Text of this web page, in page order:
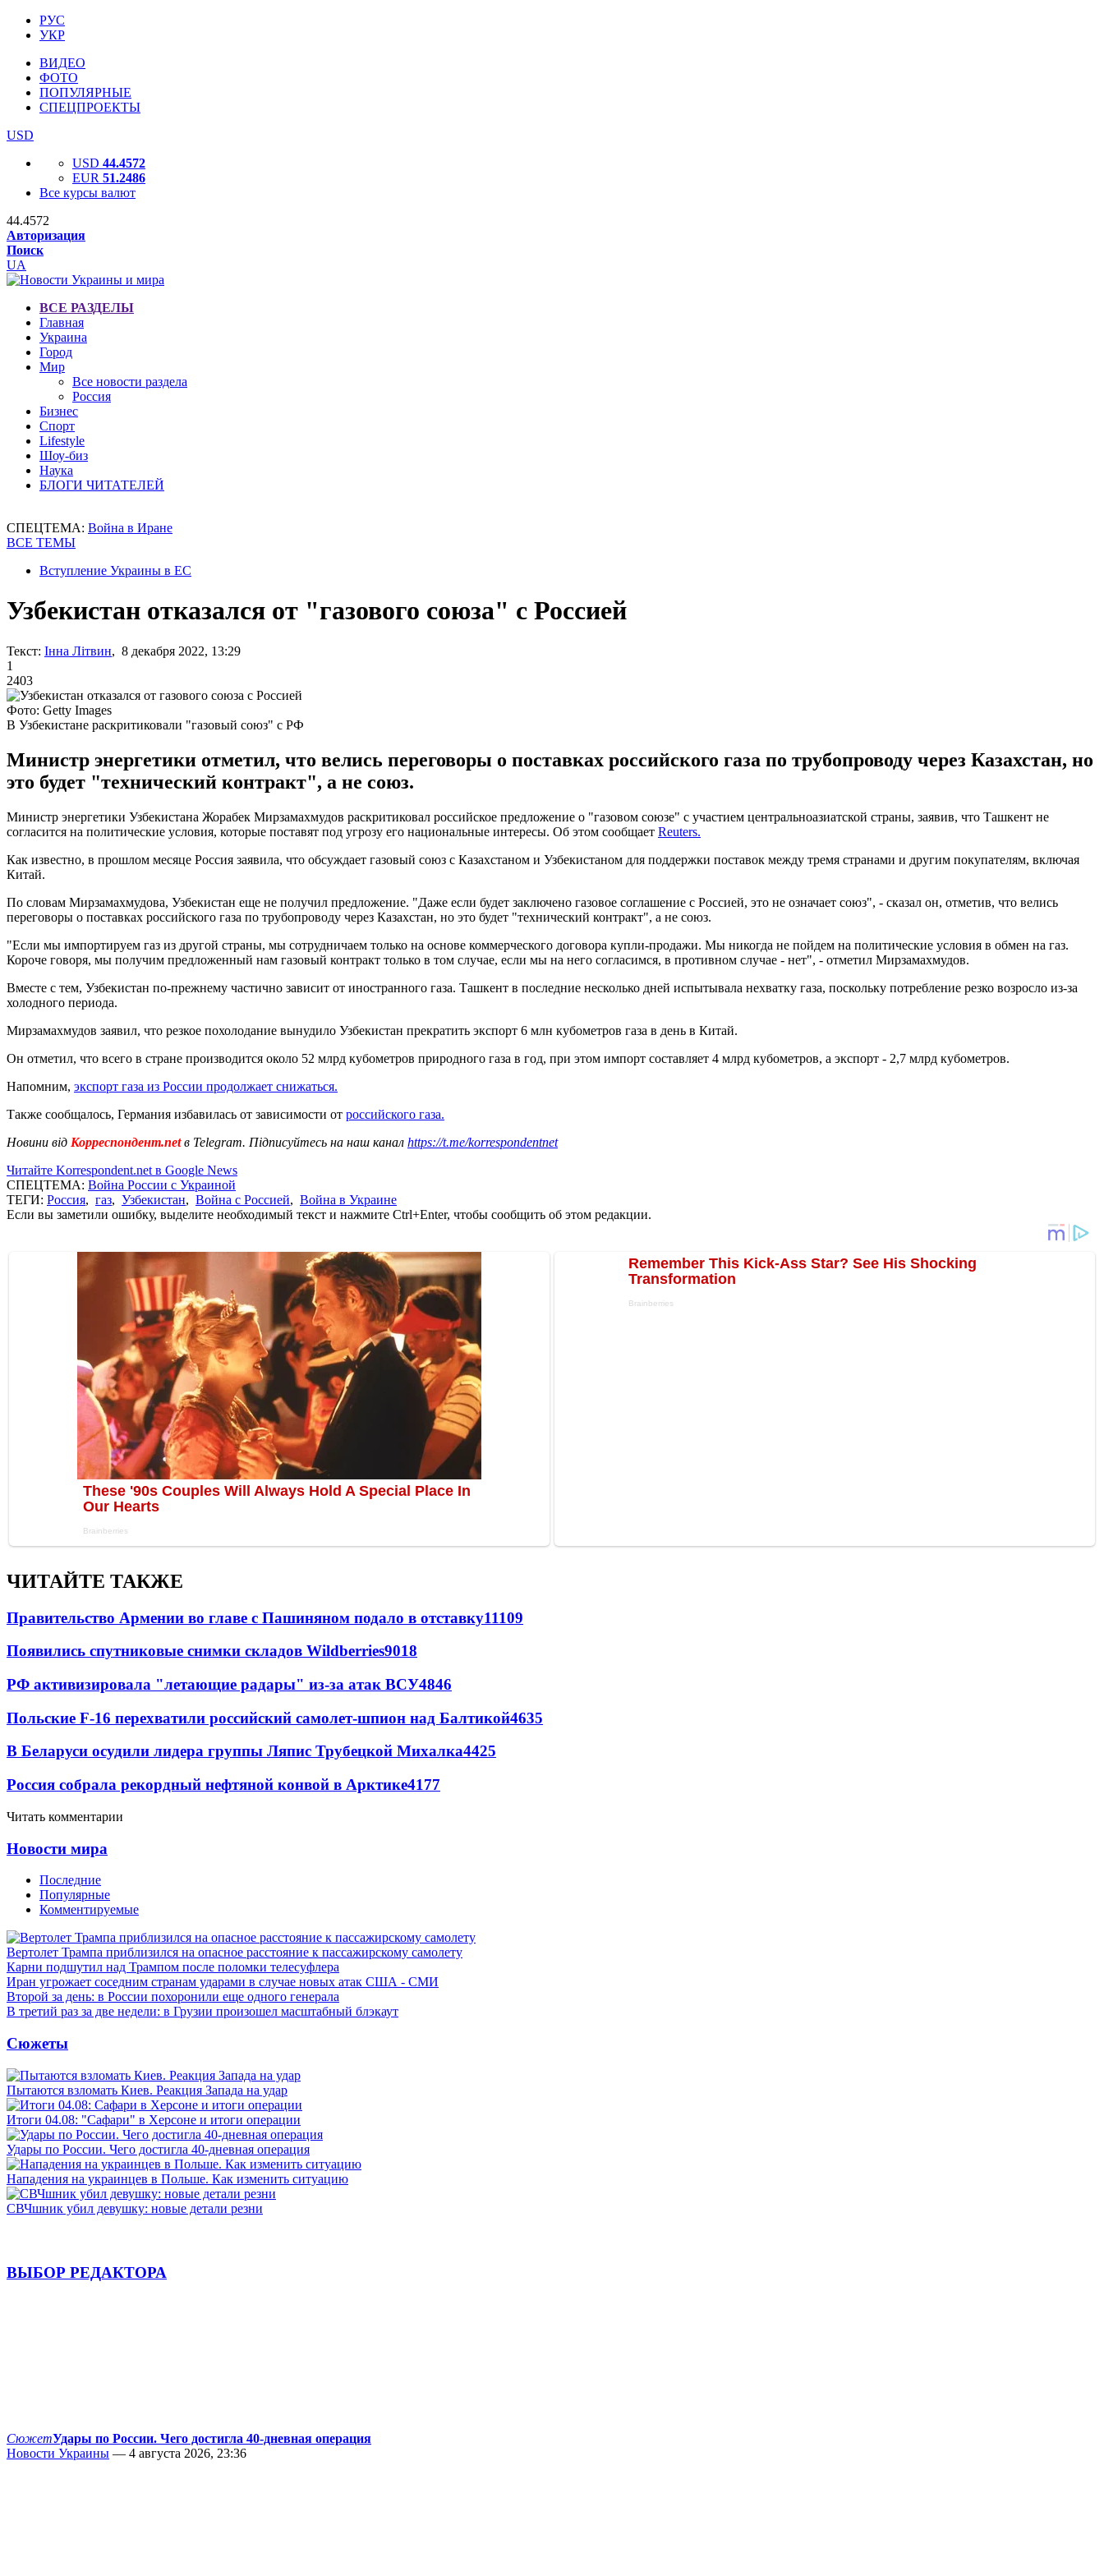
РУС
УКР
ВИДЕО
ФОТО
ПОПУЛЯРНЫЕ
СПЕЦПРОЕКТЫ
USD
USD 44.4572
EUR 51.2486
Все курсы валют
44.4572
Авторизация
Поиск
UA
ВСЕ РАЗДЕЛЫ
Главная
Украина
Город
Мир
Все новости раздела
Россия
Бизнес
Спорт
Lifestyle
Шоу-биз
Наука
БЛОГИ ЧИТАТЕЛЕЙ
СПЕЦТЕМА: Война в Иране
ВСЕ ТЕМЫ
Вступление Украины в ЕС
Узбекистан отказался от "газового союза" с Россией
Текст: Інна Літвин, 8 декабря 2022, 13:29
1
2403
Фото: Getty Images
В Узбекистане раскритиковали "газовый союз" с РФ
Министр энергетики отметил, что велись переговоры о поставках российского газа по трубопроводу через Казахстан, но
это будет "технический контракт", а не союз.
Министр энергетики Узбекистана Жорабек Мирзамахмудов раскритиковал российское предложение о "газовом союзе" с участием центральноазиатской страны, заявив, что Ташкент не
согласится на политические условия, которые поставят под угрозу его национальные интересы. Об этом сообщает Reuters.
Как известно, в прошлом месяце Россия заявила, что обсуждает газовый союз с Казахстаном и Узбекистаном для поддержки поставок между тремя странами и другим покупателям, включая
Китай.
По словам Мирзамахмудова, Узбекистан еще не получил предложение. "Даже если будет заключено газовое соглашение с Россией, это не означает союз", - сказал он, отметив, что велись
переговоры о поставках российского газа по трубопроводу через Казахстан, но это будет "технический контракт", а не союз.
"Если мы импортируем газ из другой страны, мы сотрудничаем только на основе коммерческого договора купли-продажи. Мы никогда не пойдем на политические условия в обмен на газ.
Короче говоря, мы получим предложенный нам газовый контракт только в том случае, если мы на него согласимся, в противном случае - нет", - отметил Мирзамахмудов.
Вместе с тем, Узбекистан по-прежнему частично зависит от иностранного газа. Ташкент в последние несколько дней испытывала нехватку газа, поскольку потребление резко возросло из-за
холодного периода.
Мирзамахмудов заявил, что резкое похолодание вынудило Узбекистан прекратить экспорт 6 млн кубометров газа в день в Китай.
Он отметил, что всего в стране производится около 52 млрд кубометров природного газа в год, при этом импорт составляет 4 млрд кубометров, а экспорт - 2,7 млрд кубометров.
Напомним, экспорт газа из России продолжает снижаться.
Также сообщалось, Германия избавилась от зависимости от российского газа.
Новини від Корреспондент.netв Telegram. Підписуйтесь на наш канал https://t.me/korrespondentnet
Читайте Korrespondent.net в Google News
СПЕЦТЕМА: Война России с Украиной
ТЕГИ: Россия, газ, Узбекистан, Война с Россией, Война в Украине
Если вы заметили ошибку, выделите необходимый текст и нажмите Ctrl+Enter, чтобы сообщить об этом редакции.
ЧИТАЙТЕ ТАКЖЕ
Правительство Армении во главе с Пашиняном подало в отставку11109
Появились спутниковые снимки складов Wildberries9018
РФ активизировала "летающие радары" из-за атак ВСУ4846
Польские F-16 перехватили российский самолет-шпион над Балтикой4635
В Беларуси осудили лидера группы Ляпис Трубецкой Михалка4425
Россия собрала рекордный нефтяной конвой в Арктике4177
Читать комментарии
Новости мира
Последние
Популярные
Комментируемые
Вертолет Трампа приблизился на опасное расстояние к пассажирскому самолету
Карни подшутил над Трампом после поломки телесуфлера
Иран угрожает соседним странам ударами в случае новых атак США - СМИ
Второй за день: в России похоронили еще одного генерала
В третий раз за две недели: в Грузии произошел масштабный блэкаут
Сюжеты
Пытаются взломать Киев. Реакция Запада на удар
Итоги 04.08: "Сафари" в Херсоне и итоги операции
Удары по России. Чего достигла 40-дневная операция
Нападения на украинцев в Польше. Как изменить ситуацию
СВЧшник убил девушку: новые детали резни
ВЫБОР РЕДАКТОРА
СюжетУдары по России. Чего достигла 40-дневная операция
Новости Украины — 4 августа 2026, 23:36